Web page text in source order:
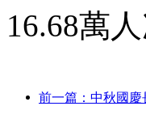
16.68萬人